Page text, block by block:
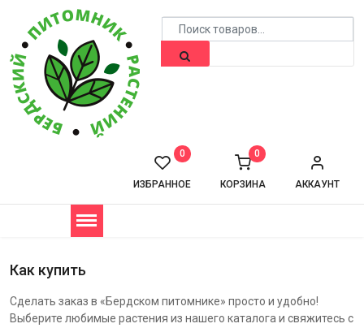
АККАУНТ
КОРЗИНА
0
ИЗБРАННОЕ
0
Как купить
Сделать заказ в «Бердском питомнике» просто и удобно!
Выберите любимые растения из нашего каталога и свяжитесь с